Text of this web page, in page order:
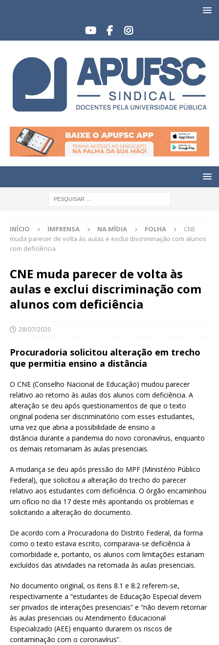
INÍCIO IMPRENSA NA MÍDIA FOLHA
CNE
muda parecer de volta às aulas e exclui discriminação com alunos
com deficiência
CNE muda parecer de volta às
aulas e exclui discriminação com
alunos com deficiência
28/07/2020
Procuradoria solicitou alteração em trecho
que permitia ensino a distância
O CNE (Conselho Nacional de Educação) mudou parecer
relativo ao retorno às aulas dos alunos com deficiência. A
alteração se deu após questionamentos de que o texto
original poderia ser discriminatório com esses estudantes,
uma vez que abria a possibilidade de ensino a
distância durante a pandemia do novo coronavírus, enquanto
os demais retornariam às aulas presenciais.
A mudança se deu após pressão do MPF (Ministério Público
Federal), que solicitou a alteração do trecho do parecer
relativo aos estudantes com deficiência. O órgão encaminhou
um ofício no dia 17 deste mês apontando os problemas e
solicitando a alteração do documento.
De acordo com a Procuradoria do Distrito Federal, da forma
como o texto estava escrito, comparava-se deficiência à
comorbidade e, portanto, os alunos com limitações estariam
excluídos das atividades na retomada às aulas presenciais.
No documento original, os itens 8.1 e 8.2 referem-se,
respectivamente a “estudantes de Educação Especial devem
ser privados de interações presenciais” e “não devem retornar
às aulas presenciais ou Atendimento Educacional
Especializado (AEE) enquanto durarem os riscos de
contaminação com o coronavírus”.